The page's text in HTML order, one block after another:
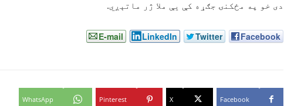
دی خو په مځکنۍ جګړه کې یې ملا ژر ماتېږي.
Facebook
Twitter
LinkedIn
E-mail
Facebook
X
Pinterest
WhatsApp